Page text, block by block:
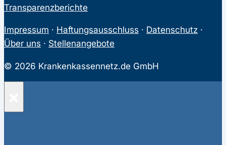
Transparenzberichte
Impressum · Haftungsausschluss · Datenschutz ·
Über uns · Stellenangebote
© 2026 Krankenkassennetz.de GmbH